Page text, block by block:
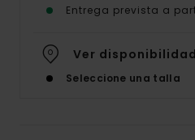
Entrega prevista a
Ver
Seleccione una talla